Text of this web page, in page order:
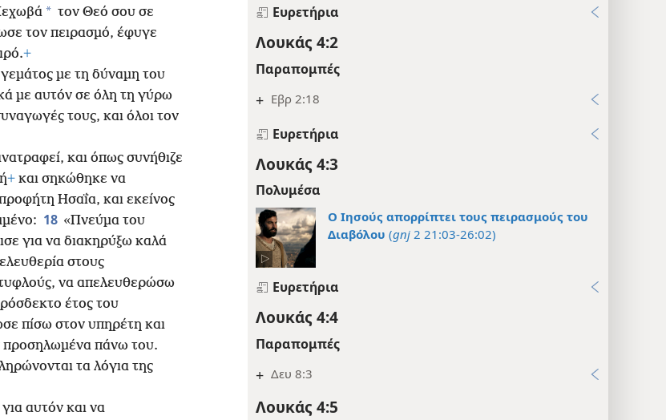
Ευρετήρια
Λουκάς 4:2
Παραπομπές
+ Εβρ 2:18
Ευρετήρια
Λουκάς 4:3
Πολυμέσα
Ο Ιησούς απορρίπτει τους πειρασμούς του
Διαβόλου (gnj 2 21:03-26:02)
Ευρετήρια
Λουκάς 4:4
Παραπομπές
+ Δευ 8:3
Λουκάς 4:5
* τον Θεό σου σε
τον πειρασμό, έφυγε
+
γεμάτος με τη δύναμη του
με αυτόν σε όλη τη γύρω
τους, και όλοι τον
και όπως συνήθιζε
+ και σηκώθηκε να
Ησαΐα, και εκείνος
18 «Πνεύμα του
για να διακηρύξω καλά
στους
να απελευθερώσω
έτος του
πίσω στον υπηρέτη και
προσηλωμένα πάνω του.
τα λόγια της
αυτόν και να